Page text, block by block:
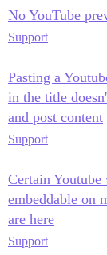
No YouTube
Support
Pasting a
in the title
and post content
Support
Certain Youtube
embeddable on
are here
Support